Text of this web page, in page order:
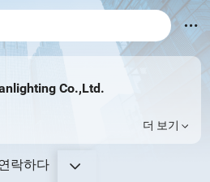
Co.,Ltd.
더 보기
락하다